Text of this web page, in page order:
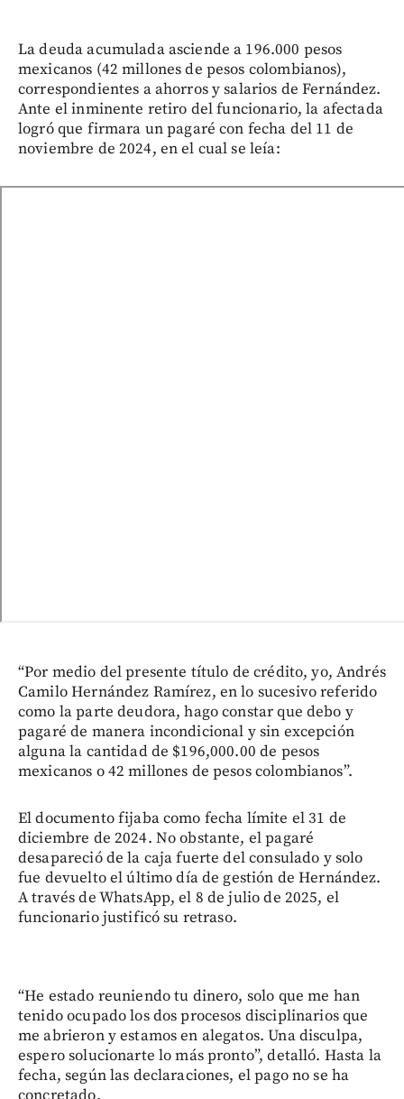
La deuda acumulada asciende a 196.000 pesos
mexicanos (42 millones de pesos colombianos),
correspondientes a ahorros y salarios de Fernández.
Ante el inminente retiro del funcionario, la afectada
logró que firmara un pagaré con fecha del 11 de
noviembre de 2024, en el cual se leía:
“Por medio del presente título de crédito, yo, Andrés
Camilo Hernández Ramírez, en lo sucesivo referido
como la parte deudora, hago constar que debo y
pagaré de manera incondicional y sin excepción
alguna la cantidad de $196,000.00 de pesos
mexicanos o 42 millones de pesos colombianos”.
El documento fijaba como fecha límite el 31 de
diciembre de 2024. No obstante, el pagaré
desapareció de la caja fuerte del consulado y solo
fue devuelto el último día de gestión de Hernández.
A través de WhatsApp, el 8 de julio de 2025, el
funcionario justificó su retraso.
“He estado reuniendo tu dinero, solo que me han
tenido ocupado los dos procesos disciplinarios que
me abrieron y estamos en alegatos. Una disculpa,
espero solucionarte lo más pronto”, detalló. Hasta la
fecha, según las declaraciones, el pago no se ha